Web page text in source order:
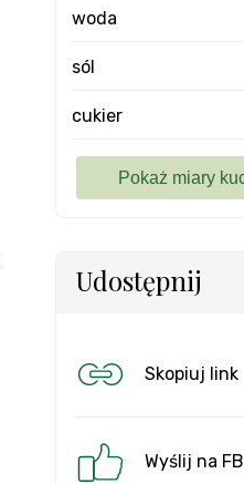
woda
sól
cukier
Udostępnij
Skopiuj link
Wyślij na FB